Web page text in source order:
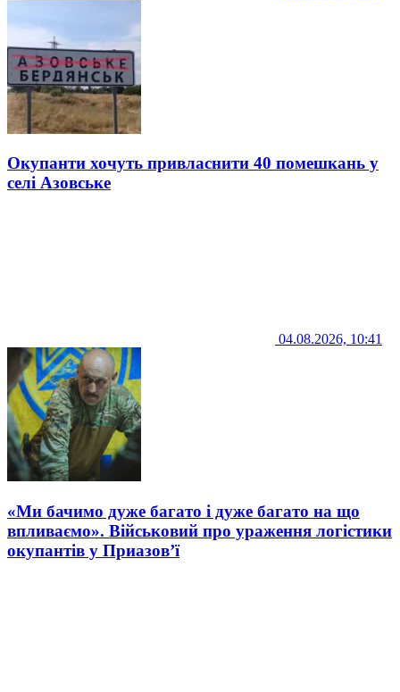
Окупанти хочуть привласнити 40 помешкань у
селі Азовське
04.08.2026, 10:41
«Ми бачимо дуже багато і дуже багато на що
впливаємо». Військовий про ураження логістики
окупантів у Приазов’ї